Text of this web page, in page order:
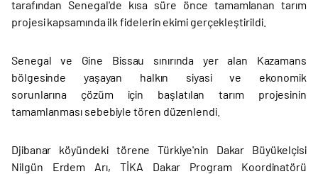
tarafından Senegal'de kısa süre önce tamamlanan tarım
projesi kapsamında ilk fidelerin ekimi gerçekleştirildi.
Senegal ve Gine Bissau sınırında yer alan Kazamans
bölgesinde yaşayan halkın siyasi ve ekonomik
sorunlarına çözüm için başlatılan tarım projesinin
tamamlanması sebebiyle tören düzenlendi.
Djibanar köyündeki törene Türkiye'nin Dakar Büyükelçisi
Nilgün Erdem Arı, TİKA Dakar Program Koordinatörü